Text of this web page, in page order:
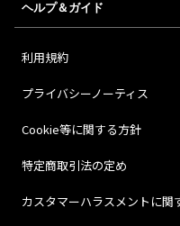
ヘルプ＆ガイド
利用規約
プライバシーノーティス
Cookie等に関する方針
特定商取引法の定め
カスタマーハラスメントに関